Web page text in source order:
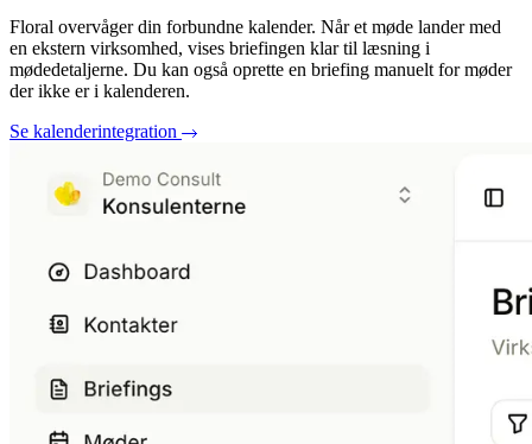
Floral overvåger din forbundne kalender. Når et møde lander med
en ekstern virksomhed, vises briefingen klar til læsning i
mødedetaljerne. Du kan også oprette en briefing manuelt for møder
der ikke er i kalenderen.
Se kalenderintegration